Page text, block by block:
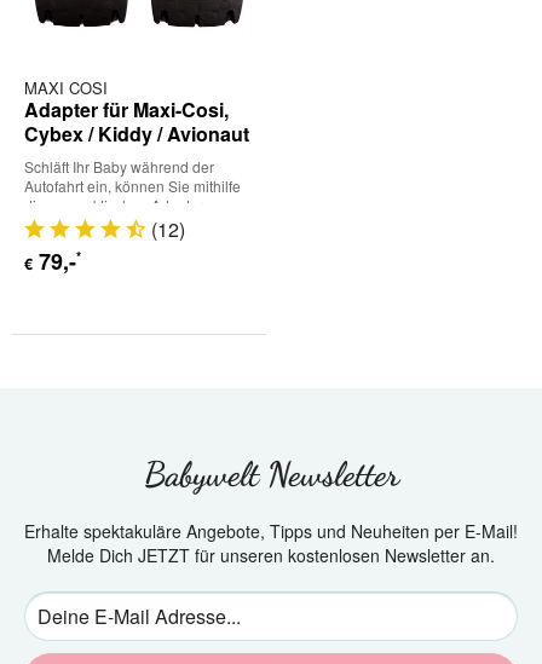
MAXI COSI
Adapter für Maxi-Cosi,
Cybex / Kiddy / Avionaut
Schläft Ihr Baby während der
Autofahrt ein, können Sie mithilfe
dieses praktischen Adapters
Babyschale und... (12)
€ 79,-*
Babywelt Newsletter
Erhalte spektakuläre Angebote, Tipps und Neuheiten per E-Mail!
Melde Dich JETZT für unseren kostenlosen Newsletter an.